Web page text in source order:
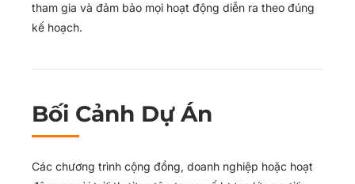
tham gia và đảm bảo mọi hoạt động diễn ra theo đúng
kế hoạch.
Bối Cảnh Dự Án
Các chương trình cộng đồng, doanh nghiệp hoặc hoạt